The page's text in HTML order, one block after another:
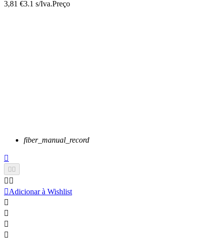
3,81 €3.1 s/Iva.Preço
fiber_manual_record

 
 
Adicionar à Wishlist



